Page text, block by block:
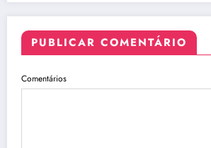
PUBLICAR COMENTÁRIO
Comentários